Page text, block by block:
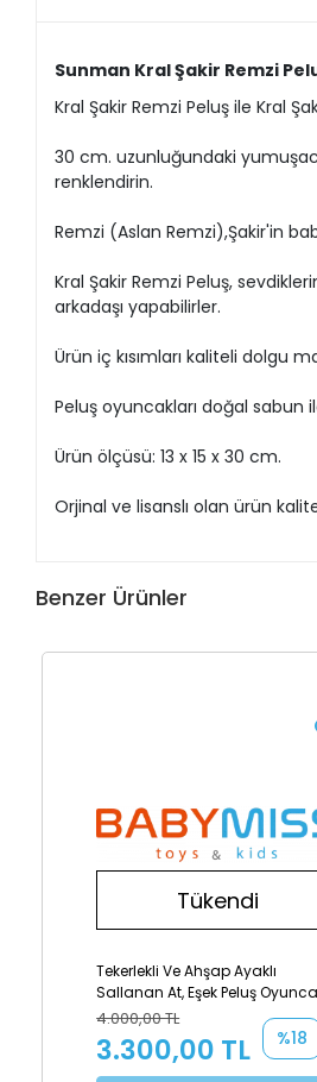
Sunman Kral Şakir Remzi
Kral Şakir Remzi Peluş ile Kral
30 cm. uzunluğundaki
renklendirin.
Remzi (Aslan Remzi),Şakir'in
Kral Şakir Remzi Peluş,
arkadaşı yapabilirler.
Ürün iç kısımları kaliteli dolgu
Peluş oyuncakları doğal sabun
Ürün ölçüsü: 13 x 15 x 30 cm.
Orjinal ve lisanslı olan ürün
Benzer Ürünler
Tükendi
Tekerlekli Ve Ahşap Ayaklı
Sallanan At, Eşek Peluş
4.000,00 TL
3.300,00 TL %18